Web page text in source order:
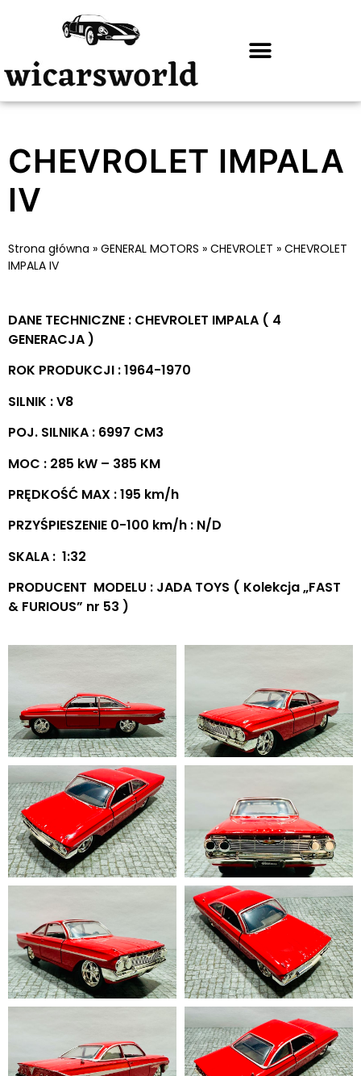
CHEVROLET IMPALA
IV
Strona główna » GENERAL MOTORS » CHEVROLET » CHEVROLET
IMPALA IV
DANE TECHNICZNE : CHEVROLET IMPALA ( 4
GENERACJA )
ROK PRODUKCJI : 1964-1970
SILNIK : V8
POJ. SILNIKA : 6997 CM3
MOC : 285 kW – 385 KM
PRĘDKOŚĆ MAX : 195 km/h
PRZYŚPIESZENIE 0-100 km/h : N/D
SKALA : 1:32
PRODUCENT MODELU : JADA TOYS ( Kolekcja „FAST
& FURIOUS” nr 53 )